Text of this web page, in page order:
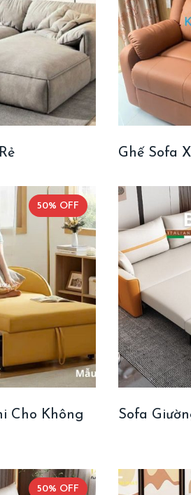
Ghế Sofa
50% OFF
Cho Không
Sofa
50% OFF